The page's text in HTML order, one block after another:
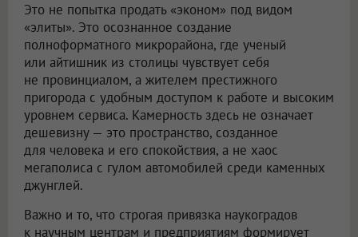
Это не попытка продать «эконом» под видом
«элиты». Это осознанное создание
полноформатного микрорайона, где ученый
или айтишник из столицы чувствует себя
не провинциалом, а жителем престижного
пригорода с удобным доступом к работе и высоким
уровнем сервиса. Камерность здесь не означает
дешевизну — это пространство, созданное
для человека и его спокойствия, а не хаос
мегаполиса с гулом автомобилей среди каменных
джунглей.
Важно и то, что строгая привязка наукоградов
к научным центрам и предприятиям формирует